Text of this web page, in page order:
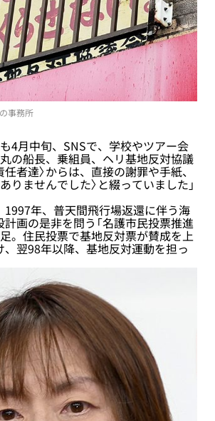
事務所
4月中旬、SNSで、学校やツアー会
の船長、乗組員、ヘリ基地反対協議
者達〉からは、直接の謝罪や手紙、
りませんでした〉と綴っていました」
年、普天間飛行場返還に伴う海
画の是非を問う「名護市民投票推進
。住民投票で基地反対票が賛成を上
、翌98年以降、基地反対運動を担っ